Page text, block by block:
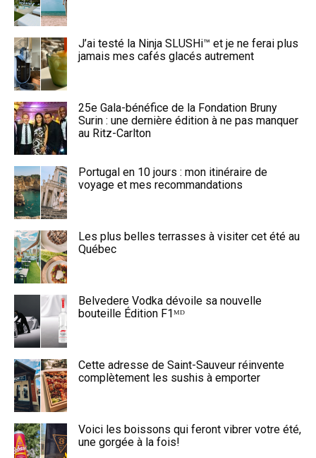
J’ai testé la Ninja SLUSHi™ et je ne ferai plus
jamais mes cafés glacés autrement
25e Gala-bénéfice de la Fondation Bruny
Surin : une dernière édition à ne pas manquer
au Ritz-Carlton
Portugal en 10 jours : mon itinéraire de
voyage et mes recommandations
Les plus belles terrasses à visiter cet été au
Québec
Belvedere Vodka dévoile sa nouvelle
bouteille Édition F1ᴹᴰ
Cette adresse de Saint-Sauveur réinvente
complètement les sushis à emporter
Voici les boissons qui feront vibrer votre été,
une gorgée à la fois!